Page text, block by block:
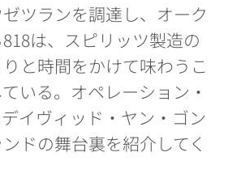
ツランを調達し、オーク
は、スピリッツ製造の
と時間をかけて味わうこ
いる。オペレーション・
イヴィッド・ヤン・ゴン
ドの舞台裏を紹介してく